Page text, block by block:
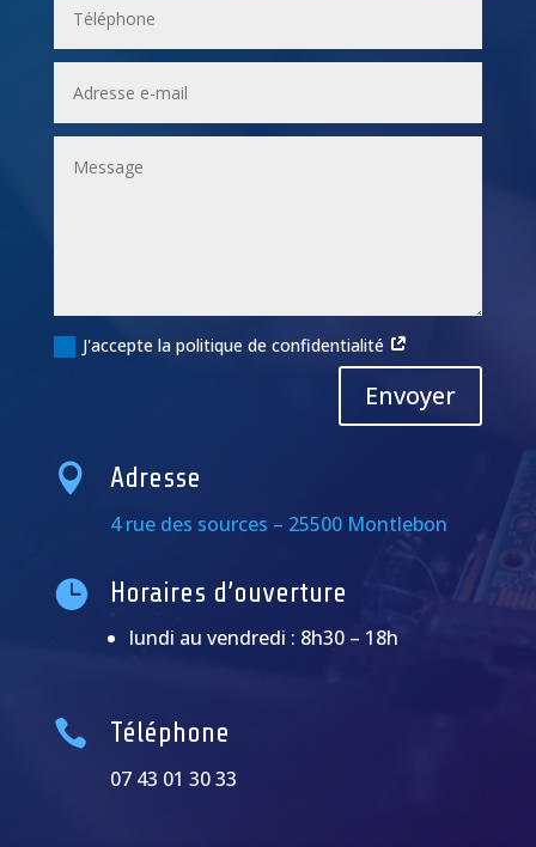
J'accepte la politique de confidentialité
Envoyer
 Adresse
4 rue des sources – 25500 Montlebon
 Horaires d’ouverture
lundi au vendredi : 8h30 – 18h
 Téléphone
07 43 01 30 33